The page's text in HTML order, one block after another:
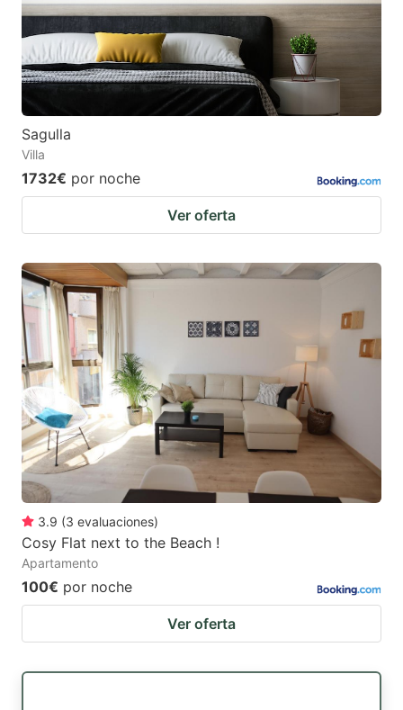
Sagulla
Villa
1732€ por noche
Ver oferta
3.9 (3 evaluaciones)
Cosy Flat next to the Beach !
Apartamento
100€ por noche
Ver oferta